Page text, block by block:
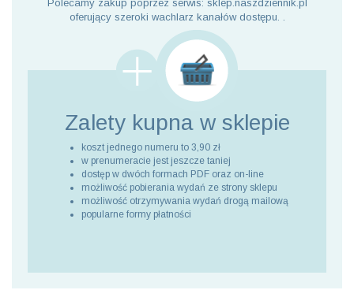
Polecamy zakup poprzez serwis: sklep.naszdziennik.pl
oferujący szeroki wachlarz kanałów dostępu. .
Zalety kupna w sklepie
koszt jednego numeru to 3,90 zł
w prenumeracie jest jeszcze taniej
dostęp w dwóch formach PDF oraz on-line
możliwość pobierania wydań ze strony sklepu
możliwość otrzymywania wydań drogą mailową
popularne formy płatności